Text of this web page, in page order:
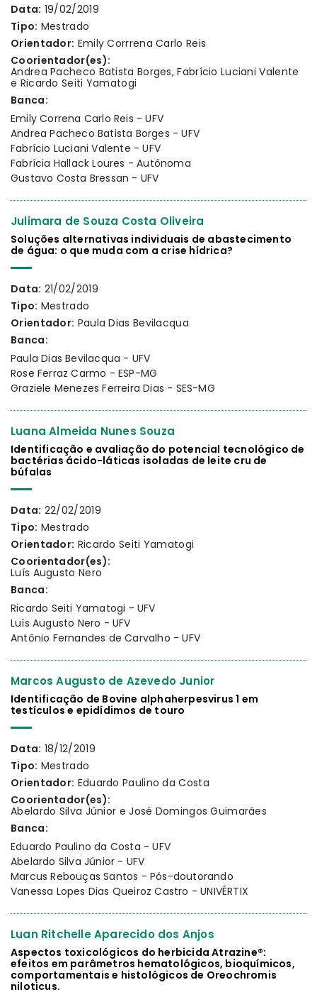
Data: 19/02/2019
Tipo: Mestrado
Orientador: Emily Corrrena Carlo Reis
Coorientador(es):
Andrea Pacheco Batista Borges, Fabrício Luciani Valente
e Ricardo Seiti Yamatogi
Banca:
Emily Correna Carlo Reis - UFV
Andrea Pacheco Batista Borges - UFV
Fabrício Luciani Valente - UFV
Fabrícia Hallack Loures - Autônoma
Gustavo Costa Bressan - UFV
Julimara de Souza Costa Oliveira
Soluções alternativas individuais de abastecimento
de água: o que muda com a crise hídrica?
Data: 21/02/2019
Tipo: Mestrado
Orientador: Paula Dias Bevilacqua
Banca:
Paula Dias Bevilacqua - UFV
Rose Ferraz Carmo - ESP-MG
Graziele Menezes Ferreira Dias - SES-MG
Luana Almeida Nunes Souza
Identificação e avaliação do potencial tecnológico de
bactérias ácido-láticas isoladas de leite cru de
búfalas
Data: 22/02/2019
Tipo: Mestrado
Orientador: Ricardo Seiti Yamatogi
Coorientador(es):
Luís Augusto Nero
Banca:
Ricardo Seiti Yamatogi - UFV
Luís Augusto Nero - UFV
Antônio Fernandes de Carvalho - UFV
Marcos Augusto de Azevedo Junior
Identificação de Bovine alphaherpesvirus 1 em
testículos e epidídimos de touro
Data: 18/12/2019
Tipo: Mestrado
Orientador: Eduardo Paulino da Costa
Coorientador(es):
Abelardo Silva Júnior e José Domingos Guimarães
Banca:
Eduardo Paulino da Costa - UFV
Abelardo Silva Júnior - UFV
Marcus Rebouças Santos - Pós-doutorando
Vanessa Lopes Dias Queiroz Castro - UNIVÉRTIX
Luan Ritchelle Aparecido dos Anjos
Aspectos toxicológicos do herbicida Atrazine®:
efeitos em parâmetros hematológicos, bioquímicos,
comportamentais e histológicos de Oreochromis
niloticus.